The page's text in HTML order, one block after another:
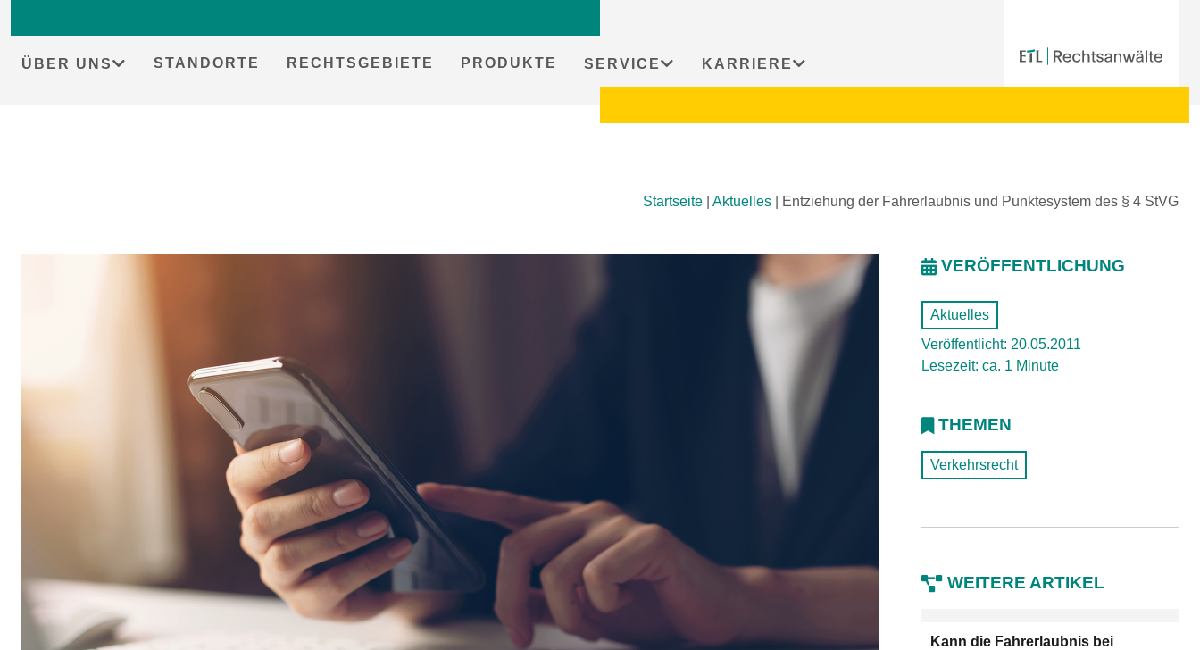
ÜBER UNS STANDORTE RECHTSGEBIETE PRODUKTE SERVICE KARRIERE
Startseite Aktuelles Entziehung der Fahrerlaubnis und Punktesystem des § 4 StVG
VERÖFFENTLICHUNG
Aktuelles
Veröffentlicht: 20.05.2011
Lesezeit: ca. 1 Minute
THEMEN
Verkehrsrecht
WEITERE ARTIKEL
Kann die Fahrerlaubnis bei